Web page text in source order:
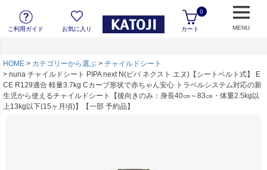
ご利用ガイド お気に入り カート
0
MENU
HOME カテゴリーから選ぶ
チャイルドシート
nuna チャイルドシート PIPA next N(ピパ ネクスト エヌ)【シートベルト式】 E
CE R129適合 軽量3.7kg Cカーブ形状で赤ちゃん安心 トラベルシステム対応の新
生児から使えるチャイルドシート【後向きのみ：身長40㎝～83㎝・体重2.5kg以
上13kg以下(15ヶ月頃)】【一部 予約品】